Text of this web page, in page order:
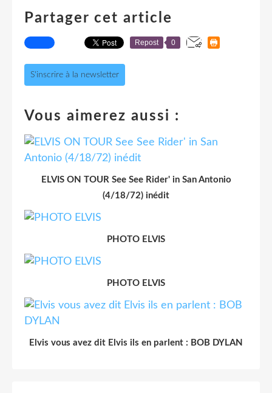
Partager cet article
Repost 0
S'inscrire à la newsletter
Vous aimerez aussi :
ELVIS ON TOUR See See Rider' in San Antonio
(4/18/72) inédit
PHOTO ELVIS
PHOTO ELVIS
Elvis vous avez dit Elvis ils en parlent : BOB DYLAN